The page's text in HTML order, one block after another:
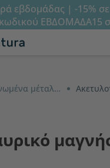
εβδομάδας | -15%
ΕΒΔΟΜΑΔΑ15
Μεμονωμένα μέταλλα